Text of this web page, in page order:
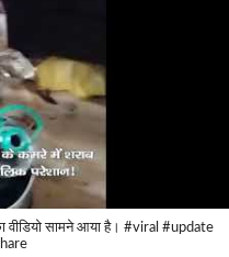
वीडियो सामने आया है। #viral #update